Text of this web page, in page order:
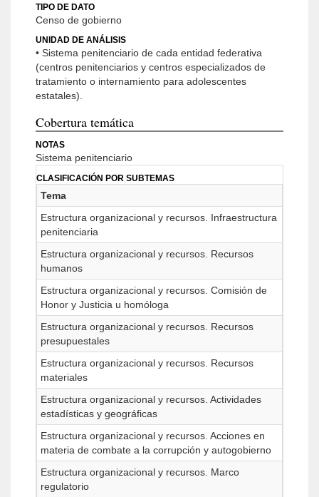
TIPO DE DATO
Censo de gobierno
UNIDAD DE ANÁLISIS
• Sistema penitenciario de cada entidad federativa
(centros penitenciarios y centros especializados de
tratamiento o internamiento para adolescentes
estatales).
Cobertura temática
NOTAS
Sistema penitenciario
CLASIFICACIÓN POR SUBTEMAS
Tema
Estructura organizacional y recursos. Infraestructura
penitenciaria
Estructura organizacional y recursos. Recursos
humanos
Estructura organizacional y recursos. Comisión de
Honor y Justicia u homóloga
Estructura organizacional y recursos. Recursos
presupuestales
Estructura organizacional y recursos. Recursos
materiales
Estructura organizacional y recursos. Actividades
estadísticas y geográficas
Estructura organizacional y recursos. Acciones en
materia de combate a la corrupción y autogobierno
Estructura organizacional y recursos. Marco
regulatorio